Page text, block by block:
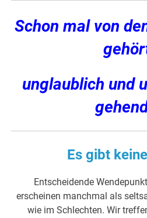
Schon mal von
unglaublich und
Es gibt
Entscheidende
erscheinen manchmal als
wie im Schlechten. Wir